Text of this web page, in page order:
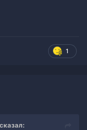
1